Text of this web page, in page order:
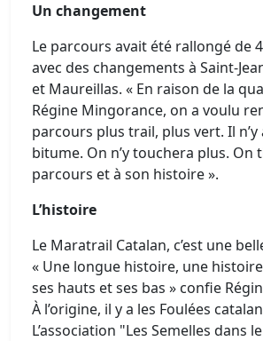
Un changement
Le parcours avait été rallongé de
avec des changements à Saint-
et Maureillas. « En raison de la
Régine Mingorance, on a voulu
parcours plus trail, plus vert. Il n’y
bitume. On n’y touchera plus. On
parcours et à son histoire ».
L’histoire
Le Maratrail Catalan, c’est une
« Une longue histoire, une histoire
ses hauts et ses bas » confie
À l’origine, il y a les Foulées
L’association "Les Semelles dans